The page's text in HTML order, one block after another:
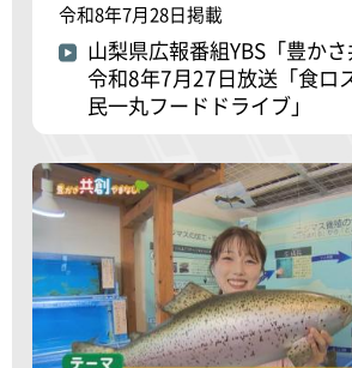
令和8年7月28日掲載
山梨県広報番組YBS「豊かさ
令和8年7月27日放送「食ロ
民一丸フードドライブ」